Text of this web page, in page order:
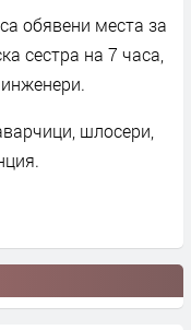
обявени места за
сестра на 7 часа,
шлосери,